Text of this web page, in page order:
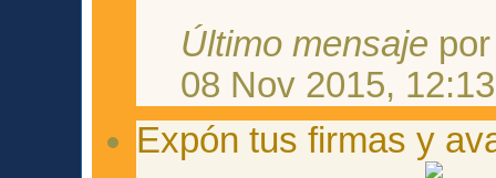
Último mensaje
08 Nov 2015, 12:13
Expón tus firmas y